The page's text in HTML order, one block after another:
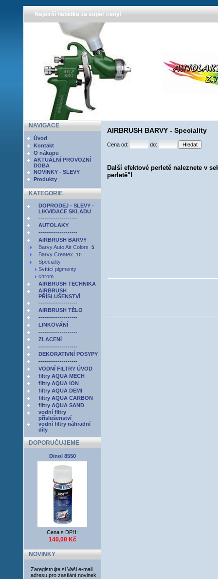
Nejširší nabídka za super ceny!
NAVIGACE
Úvod
Kontakt
O nákupu
AKTUÁLNÍ PROVOZNÍ
DOBA
NOVINKY - SLEVY
Produkty
KATEGORIE
DOPRODEJ - SLEVY -
LIKVIDACE SKLADU
--------------------
AUTOLAKY
--------------------
AIRBRUSH BARVY
Barvy Auto Air Colors 5
Barvy Createx 10
Speciality
Svítící pigmenty
chrom
AIRBRUSH TECHNIKA
AIRBRUSH
PŘÍSLUŠENSTVÍ
--------------------
AIRBRUSH TĚLO
--------------------
LINKOVÁNÍ
--------------------
ZLACENÍ
--------------------
DEKORATIVNÍ POSYPY
--------------------
VODNÍ FILTRY ÚVOD
filtry AQUA MECH
filtry AQUA ION
filtry AQUA DEMI
filtry AQUA CARBON
filtry AQUA SAND
vodní filtry
příslušenství
vodní filtry náhradní
díly
DOPORUČUJEME
Dinol 8550
Cena s DPH:
140,00 Kč
NOVINKY
Zaregistrujte si Vaši e-mail
adresu pro zasílání novinek.
AIRBRUSH BARVY - Speciality
Cena od: do:
Další efektové perletě naleznete v
perletě"!